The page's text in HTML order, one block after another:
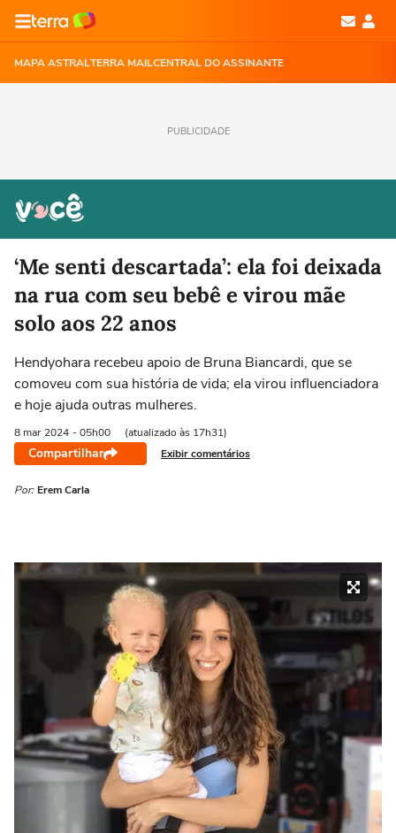
MAPA ASTRALTERRA MAILCENTRAL DO ASSINANTE
PUBLICIDADE
‘Me senti descartada’: ela foi deixada
na rua com seu bebê e virou mãe
solo aos 22 anos
Hendyohara recebeu apoio de Bruna Biancardi, que se
comoveu com sua história de vida; ela virou influenciadora
e hoje ajuda outras mulheres.
8 mar 2024 - 05h00 (atualizado às 17h31)
Compartilhar Exibir comentários
Por: Erem Carla